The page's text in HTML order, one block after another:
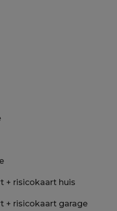
+ risicokaart huis
+ risicokaart garage